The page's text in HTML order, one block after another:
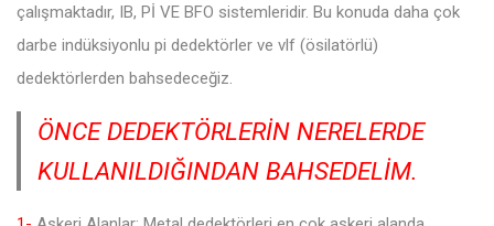
çalışmaktadır, IB, Pİ VE BFO sistemleridir. Bu konuda daha çok
darbe indüksiyonlu pi dedektörler ve vlf (ösilatörlü)
dedektörlerden bahsedeceğiz.
ÖNCE DEDEKTÖRLERİN NERELERDE
KULLANILDIĞINDAN BAHSEDELİM.